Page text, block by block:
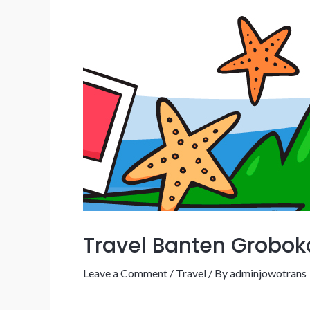
Travel Banten
Leave a Comment / Travel / Byadminjowotrans